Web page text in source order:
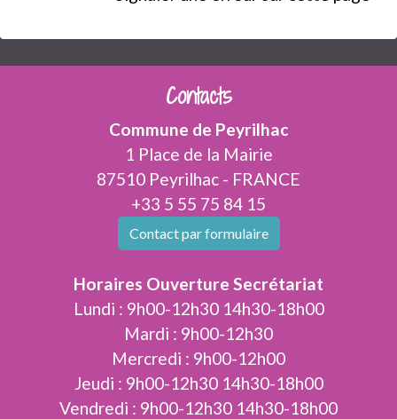
Contacts
Commune de Peyrilhac
1 Place de la Mairie
87510 Peyrilhac - FRANCE
+33 5 55 75 84 15
Contact par formulaire
Horaires Ouverture Secrétariat
Lundi : 9h00-12h30 14h30-18h00
Mardi : 9h00-12h30
Mercredi : 9h00-12h00
Jeudi : 9h00-12h30 14h30-18h00
Vendredi : 9h00-12h30 14h30-18h00